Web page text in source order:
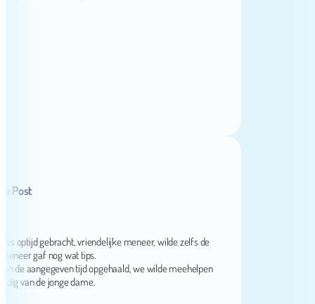
gebracht, vriendelijke meneer, wilde zelfs de
gaf nog wat tips.
aangegeven tijd opgehaald, we wilde meehelpen
de jonge dame.